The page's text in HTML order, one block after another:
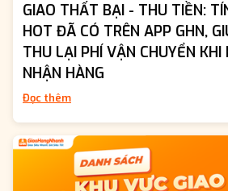
GIAO THẤT BẠI - THU TIỀN:
HOT ĐÃ CÓ TRÊN APP GHN,
THU LẠI PHÍ VẬN CHUYỂN KHI
NHẬN HÀNG
Đọc thêm